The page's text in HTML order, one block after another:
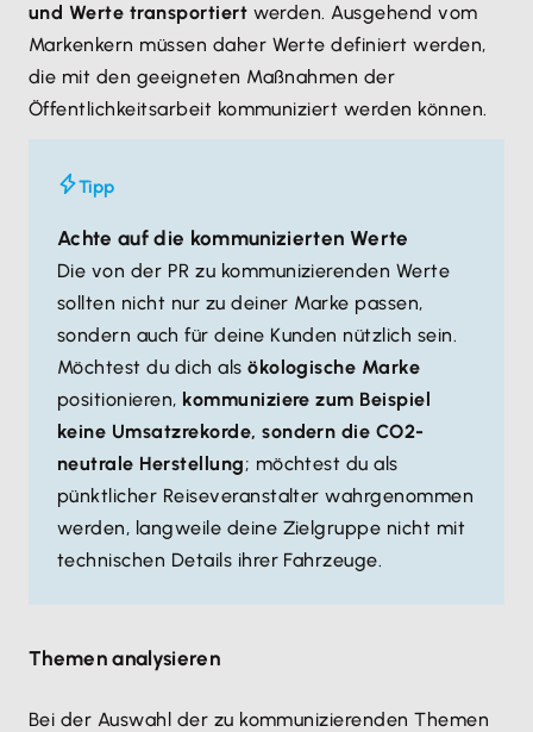
und Werte transportiert werden. Ausgehend vom
Markenkern müssen daher Werte definiert werden,
die mit den geeigneten Maßnahmen der
Öffentlichkeitsarbeit kommuniziert werden können.
Tipp
Achte auf die kommunizierten Werte
Die von der PR zu kommunizierenden Werte
sollten nicht nur zu deiner Marke passen,
sondern auch für deine Kunden nützlich sein.
Möchtest du dich alsökologische Marke
positionieren, kommuniziere zum Beispiel
keine Umsatzrekorde, sondern die CO2-
neutrale Herstellung; möchtest du als
pünktlicher Reiseveranstalter wahrgenommen
werden, langweile deine Zielgruppe nicht mit
technischen Details ihrer Fahrzeuge.
Themen analysieren
Bei der Auswahl der zu kommunizierenden Themen